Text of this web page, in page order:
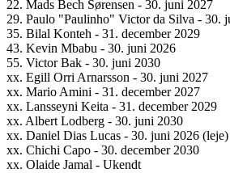
22. Mads Bech Sørensen - 30. juni 2027
29. Paulo "Paulinho" Victor da Silva - 30.
35. Bilal Konteh - 31. december 2029
43. Kevin Mbabu - 30. juni 2026
55. Victor Bak - 30. juni 2030
xx. Egill Orri Arnarsson - 30. juni 2027
xx. Mario Amini - 31. december 2027
xx. Lansseyni Keita - 31. december 2029
xx. Albert Lodberg - 30. juni 2030
xx. Daniel Dias Lucas - 30. juni 2026 (leje)
xx. Chichi Capo - 30. december 2030
xx. Olaide Jamal - Ukendt